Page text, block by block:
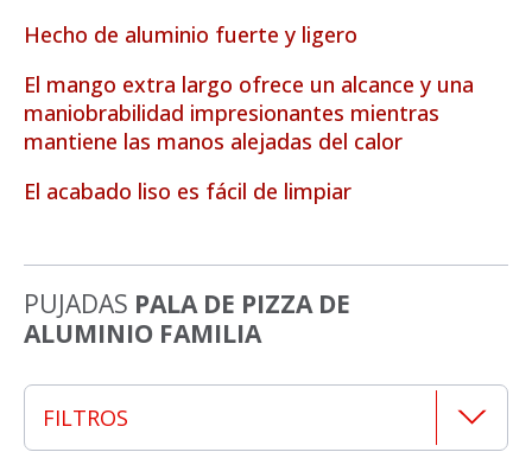
Hecho de aluminio fuerte y ligero
El mango extra largo ofrece un alcance y una
maniobrabilidad impresionantes mientras
mantiene las manos alejadas del calor
El acabado liso es fácil de limpiar
PUJADAS PALA DE PIZZA DE
ALUMINIO FAMILIA
FILTROS